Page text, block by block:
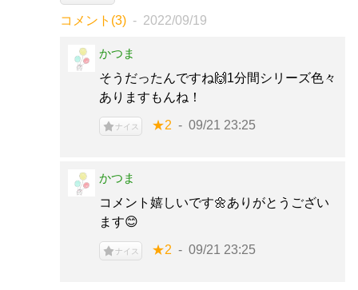
コメント(3) 2022/09/19
かつま
そうだったんですね🙌1分間シリーズ色々
ありますもんね！
ナイス ★2 09/21 23:25
かつま
コメント嬉しいです🌼ありがとうござい
ます😊
ナイス ★2 09/21 23:25